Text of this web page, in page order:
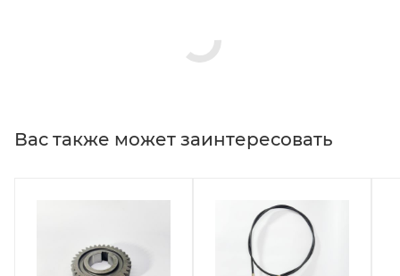
Вас также может заинтересовать